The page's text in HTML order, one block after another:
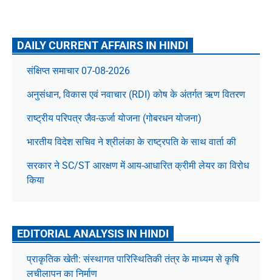
DAILY CURRENT AFFAIRS IN HINDI
संक्षिप्त समाचार 07-08-2026
अनुसंधान, विकास एवं नवाचार (RDI) कोष के अंतर्गत ऋण वितरण
राष्ट्रीय परिपत्र जैव-ऊर्जा योजना (गोबरधन योजना)
भारतीय विदेश सचिव ने श्रीलंका के राष्ट्रपति के साथ वार्ता की
सरकार ने SC/ST आरक्षण में आय-आधारित क्रीमी लेयर का विरोध
किया
EDITORIAL ANALYSIS IN HINDI
प्राकृतिक खेती: संस्थागत पारिस्थितिकी तंत्र के माध्यम से कृषि
लचीलापन का निर्माण